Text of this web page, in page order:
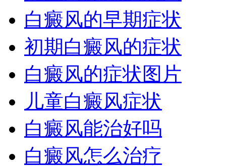
白癜风的早期症状
初期白癜风的症状
白癜风的症状图片
儿童白癜风症状
白癜风能治好吗
白癜风怎么治疗